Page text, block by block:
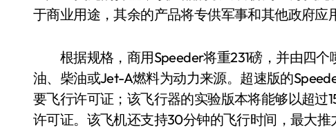
于商业用途，其余的产品将专供军事和其他政府应
根据规格，商用Speeder将重231磅，并由四个
油、柴油或Jet-A燃料为动力来源。超速版的
要飞行许可证；该飞行器的实验版本将能够以超
许可证。该飞机还支持30分钟的飞行时间，最大